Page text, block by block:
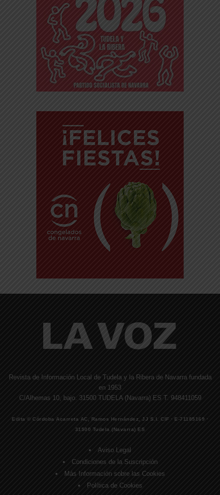
Revista de Información Local de Tudela y la Ribera de Navarra fundada
en 1953
C/Alhemas 10, bajo. 31500 TUDELA (Navarra) ES T. 948411059
Edita © Córdoba Acarreta AC, Ramos Hernández, JJ S.I. CIF · E-71185169 ·
31500 Tudela (Navarra) ES
Aviso Legal
Condiciones de la Suscripción
Más Información sobre las Cookies
Política de Cookies